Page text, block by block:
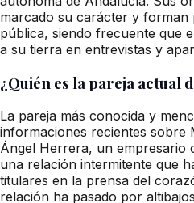
marcado su carácter y forman
pública, siendo frecuente que
a su tierra en entrevistas y
¿Quién es la pareja actual
La pareja más conocida y
informaciones recientes sobre
Ángel Herrera, un empresario
una relación intermitente que
titulares en la prensa del
relación ha pasado por